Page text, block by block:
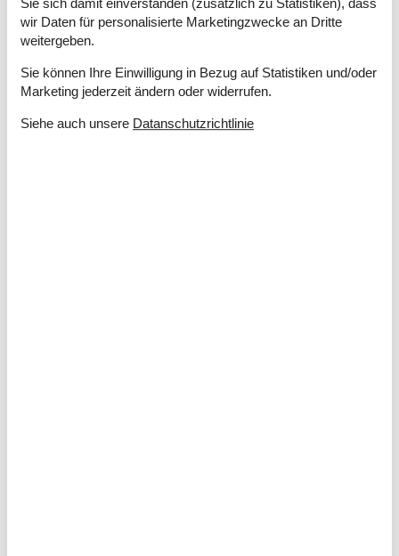
Drinnen
Klimaanlage
Elektrogeräte
1 Fernseher
wir Daten für personalisierte Marketingzwecke an Dritte
weitergeben.
Sie können Ihre Einwilligung in Bezug auf Statistiken und/oder
Marketing jederzeit ändern oder widerrufen.
Siehe auch unsere Datanschutzrichtlinie